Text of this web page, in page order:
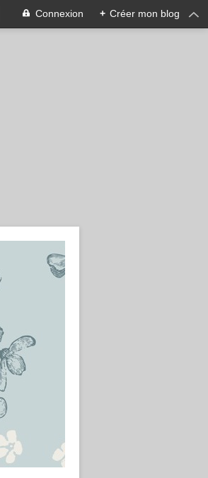
Connexion + Créer mon blog